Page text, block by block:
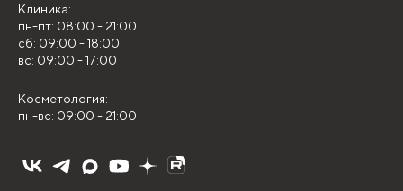
Клиника:
пн-пт: 08:00 - 21:00
сб: 09:00 - 18:00
вс: 09:00 - 17:00
Косметология:
пн-вс: 09:00 - 21:00